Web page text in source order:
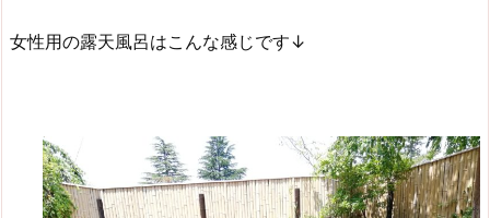
女性用の露天風呂はこんな感じです↓